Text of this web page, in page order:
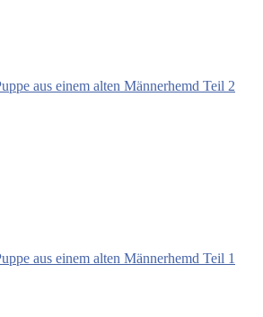
aus einem alten Männerhemd Teil 2
aus einem alten Männerhemd Teil 1